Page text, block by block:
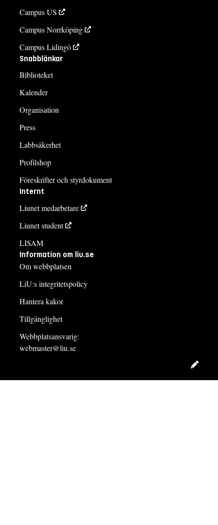
Campus US
Campus Norrköping
Campus Lidingö
Snabblänkar
Biblioteket
Kalender
Organisation
Press
Labbsäkerhet
Profilshop
Föreskrifter och styrdokument
Internt
Liunet medarbetare
Liunet student
LISAM
Information om liu.se
Om webbplatsen
LiU:s integritetspolicy
Hantera kakor
Tillgänglighet
Webbplatsansvarig:
webmaster@liu.se